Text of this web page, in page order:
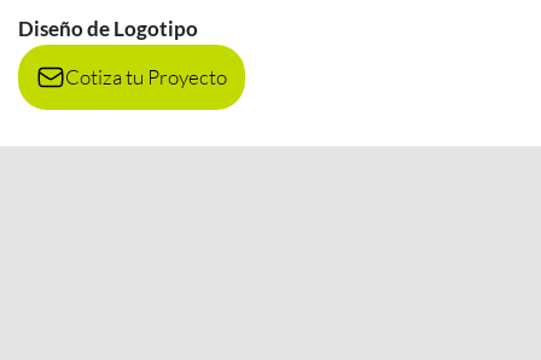
Diseño de Logotipo
Cotiza tu Proyecto